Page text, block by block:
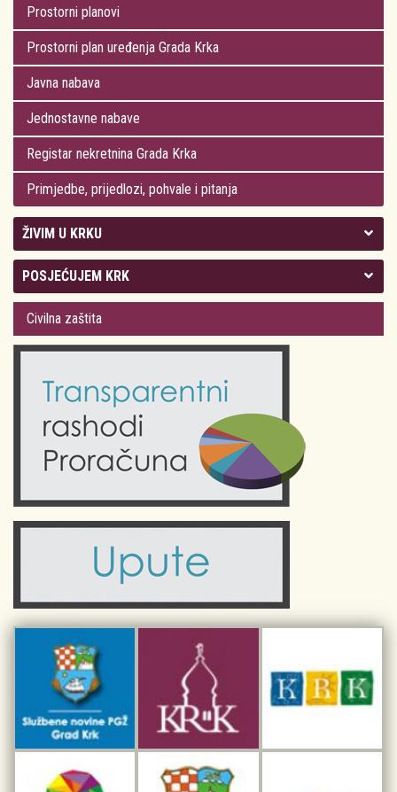
Prostorni planovi
Prostorni plan uređenja Grada Krka
Javna nabava
Jednostavne nabave
Registar nekretnina Grada Krka
Primjedbe, prijedlozi, pohvale i pitanja
ŽIVIM U KRKU
Kolegij gradonačelnika
Gradsko vijeće
Odluke Grada Krka (Službene novine PGŽ)
Obrazovanje
Komunalne usluge
Civilni sektor (arhiva udruga)
Sport i rekreacija
POSJEĆUJEM KRK
Plan Grada Krka
Krk 360° VR panorama
Krk uživo
Fotogalerije
Kalendar događanja
Turistička zajednica otoka Krka
Kulturno-turistička ruta Putovima Frankopana
Dar iz Krka
Interpretacijski centar pomorske baštine
Civilna zaštita